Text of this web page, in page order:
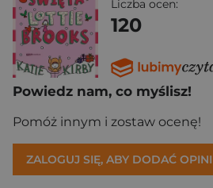
Liczba ocen:
120
Powiedz nam, co myślisz!
Pomóż innym i zostaw ocenę!
ZALOGUJ SIĘ, ABY DODAĆ